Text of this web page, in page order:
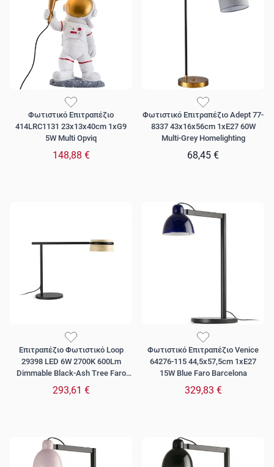
Φωτιστικό Επιτραπέζιο
414LRC1131 23x13x40cm 1xG9
5W Multi Opviq
148,88 €
Φωτιστικό Επιτραπέζιο Adept 77-
8337 43x16x56cm 1xE27 60W
Multi-Grey Homelighting
68,45 €
Επιτραπέζιο Φωτιστικό Loop
29398 LED 6W 2700K 600Lm
Dimmable Black-Ash Tree Faro
Barcelona
293,61 €
Φωτιστικό Επιτραπέζιο Venice
64276-115 44,5x57,5cm 1xE27
15W Blue Faro Barcelona
329,83 €